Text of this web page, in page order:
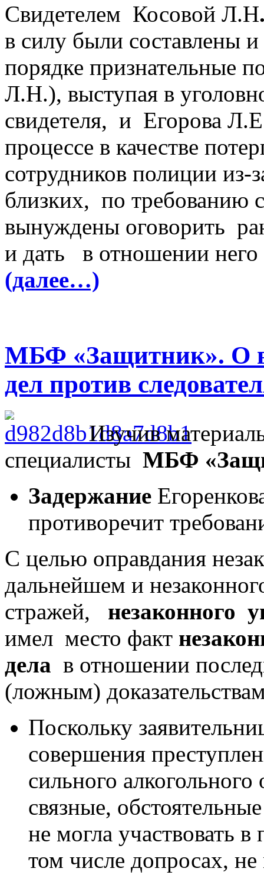
Свидетелем Косовой Л.Н
в силу были составлены
порядке признательные
Л.Н.), выступая в
свидетеля, и Егорова
процессе в качестве
сотрудников полиции из-
близких, по требованию
вынуждены оговорить
и дать в отношении
(далее…)
МБФ «Защитник». О
дел против
Изучив
специалисты МБФ
Задержание
противоречит
С целью оправдания
дальнейшем и
стражей, незаконного
имел место факт
дела в отношении
(ложным)
Поскольку
совершения
сильного
связные,
не могла участвовать
том числе допросах,